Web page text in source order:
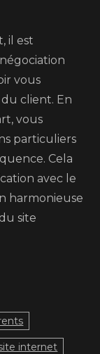
il est
vous
client. En
vous
particuliers
Cela
avec le
harmonieuse
site
internet